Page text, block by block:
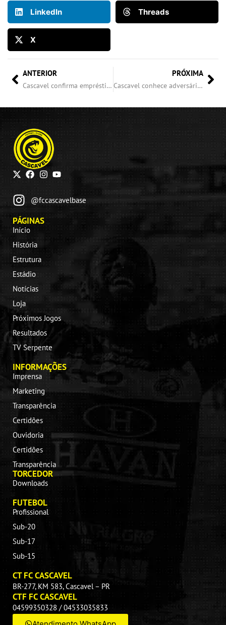
LinkedIn Threads
X
ANTERIOR
Cascavel confirma empréstimo e saídas no elenco
PRÓXIMA
Cascavel conhece adversários e formato da Série D 2026, edição histórica com 96 clubes
@fccascavelbase
PÁGINAS
Início
História
Estrutura
Estádio
Notícias
Loja
Próximos Jogos
Resultados
TV Serpente
INFORMAÇÕES
Imprensa
Marketing
Transparência
Certidões
Ouvidoria
Certidões
Transparência
TORCEDOR
Downloads
FUTEBOL
Profissional
Sub-20
Sub-17
Sub-15
CT FC CASCAVEL
BR-277, KM 583, Cascavel – PR
CTF FC CASCAVEL
04599350328 / 04533035833